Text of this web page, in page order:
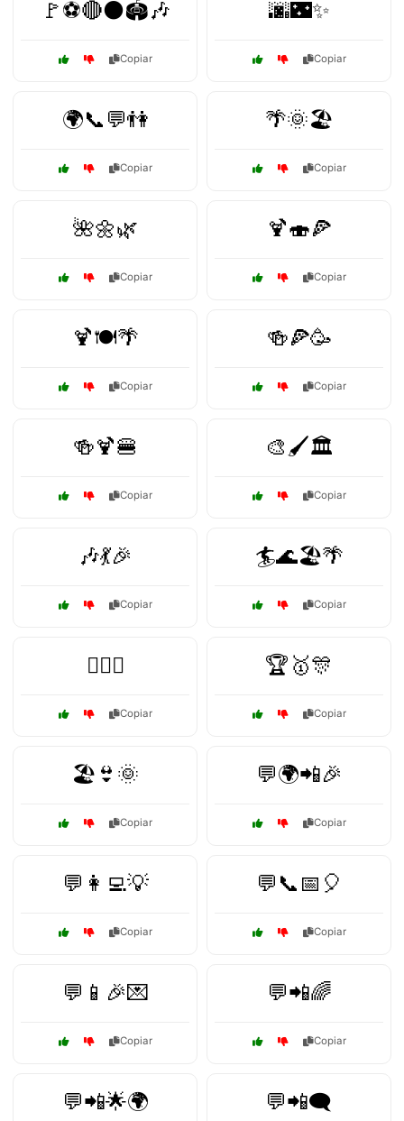
🚩⚽🔴⚫🏟️🎶
Copiar
🌆🌃✨
Copiar
🌍📞💬👫
Copiar
🌴🌞🏖️
Copiar
🌺🌼🌿
Copiar
🍹🍣🍕
Copiar
🍹🍽️🌴
Copiar
🍻🍕🥳
Copiar
🍻🍹🍔
Copiar
🎨🖌️🏛️
Copiar
🎶💃🎉
Copiar
🏄🌊🏖️🌴
Copiar
🏄‍♂️🌅
Copiar
🏆🥇🎊
Copiar
🏖️👙🌞
Copiar
💬🌍📲🎉
Copiar
💬👩‍💻💡
Copiar
💬📞📅🎈
Copiar
💬📱🎉💌
Copiar
💬📲🌈
Copiar
💬📲🌟🌍 💬📲🗨️